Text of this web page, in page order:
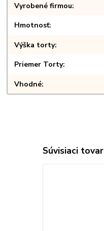
Vyrobené firmou
Hmotnosť
Výška torty
Priemer Torty
Vhodné
Súvisiaci tovar